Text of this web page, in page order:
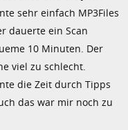
sehr einfach MP3Files
dauerte ein Scan
10 Minuten. Der
viel zu schlecht.
die Zeit durch Tipps
das war mir noch zu